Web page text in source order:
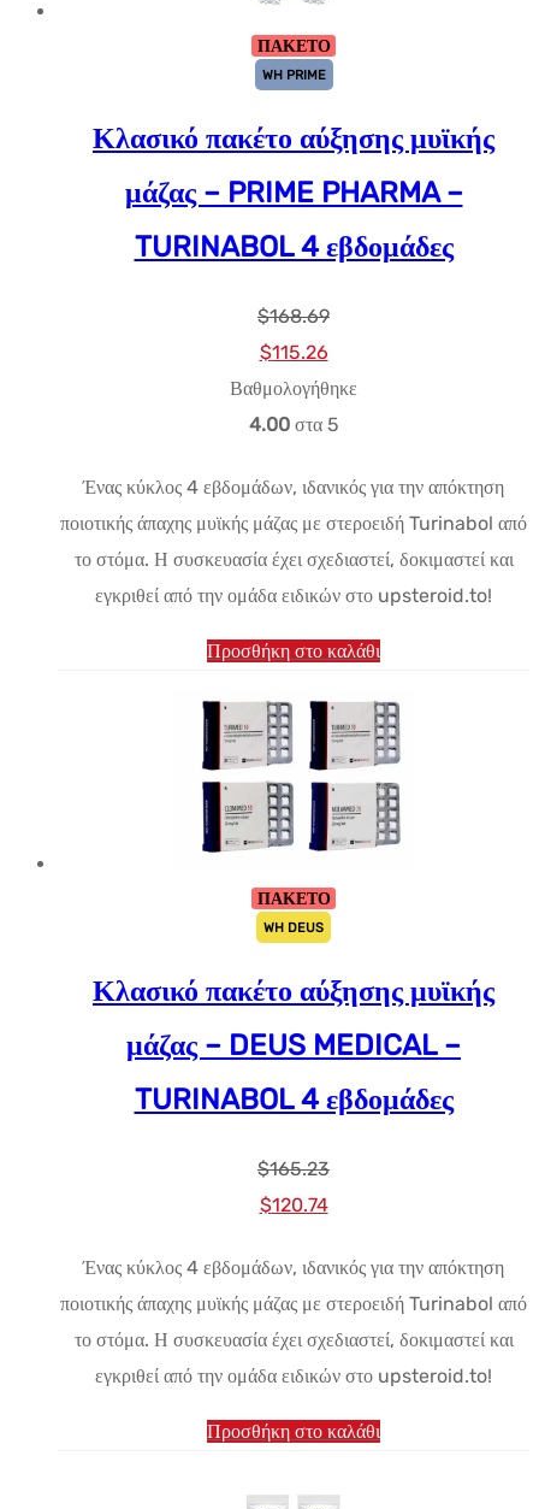
ΠΑΚΕΤΟ
WH PRIME
Κλασικό πακέτο αύξησης μυϊκής
μάζας – PRIME PHARMA –
TURINABOL 4 εβδομάδες
$168.69
Αρχική
τιμή:
$168.69.
$115.26Η
τρέχουσα
τιμή
$115.26.
Βαθμολογήθηκε
4.00στα 5
Ένας κύκλος 4 εβδομάδων, ιδανικός για την απόκτηση
ποιοτικής άπαχης μυϊκής μάζας με στεροειδή Turinabol από
το στόμα. Η συσκευασία έχει σχεδιαστεί, δοκιμαστεί και
εγκριθεί από την ομάδα ειδικών στο upsteroid.to!
Προσθήκη στο καλάθι
ΠΑΚΕΤΟ
WH DEUS
Κλασικό πακέτο αύξησης μυϊκής
μάζας – DEUS MEDICAL –
TURINABOL 4 εβδομάδες
$165.23
Αρχική
$165.23.
$120.74Η
τιμή
είναι:
$120.74.
Ένας κύκλος 4 εβδομάδων, ιδανικός για την απόκτηση
ποιοτικής άπαχης μυϊκής μάζας με στεροειδή Turinabol από
το στόμα. Η συσκευασία έχει σχεδιαστεί, δοκιμαστεί και
εγκριθεί από την ομάδα ειδικών στο upsteroid.to!
Προσθήκη στο καλάθι